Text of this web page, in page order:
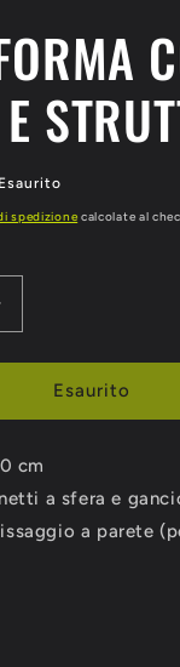
Esaurito
spedizione calcolate al
PIATTAFORMA
Esaurito
cm
a sfera e
a parete